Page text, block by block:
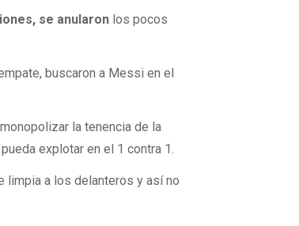
se anularon los pocos
buscaron a Messi en el
la tenencia de la
explotar en el 1 contra 1.
limpia a los delanteros y así no